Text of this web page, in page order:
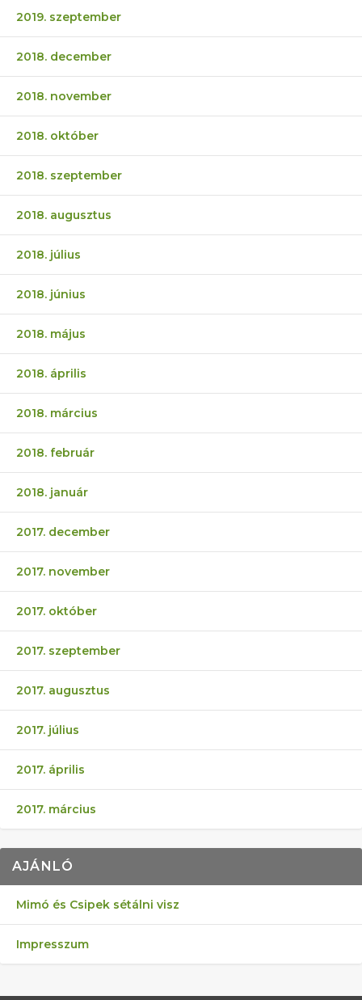
2019. szeptember
2018. december
2018. november
2018. október
2018. szeptember
2018. augusztus
2018. július
2018. június
2018. május
2018. április
2018. március
2018. február
2018. január
2017. december
2017. november
2017. október
2017. szeptember
2017. augusztus
2017. július
2017. április
2017. március
AJÁNLÓ
Mimó és Csipek sétálni visz
Impresszum